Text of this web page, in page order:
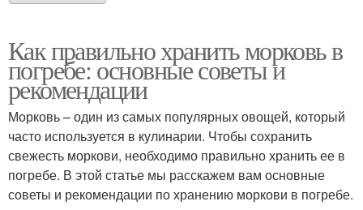
Как правильно хранить морковь в
погребе: основные советы и
рекомендации
Морковь – один из самых популярных овощей, который
часто используется в кулинарии. Чтобы сохранить
свежесть моркови, необходимо правильно хранить ее в
погребе. В этой статье мы расскажем вам основные
советы и рекомендации по хранению моркови в погребе.